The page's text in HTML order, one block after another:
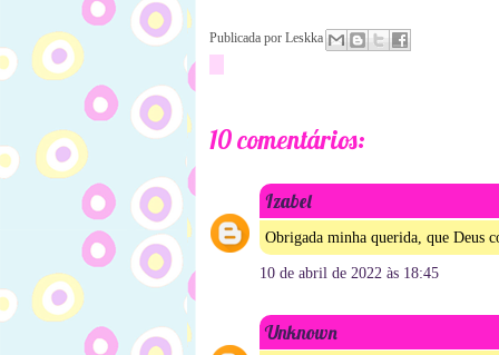
Publicada por Leskka
10 comentários:
Izabel
Obrigada minha querida, que Deus
10 de abril de 2022 às 18:45
Unknown